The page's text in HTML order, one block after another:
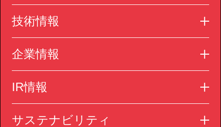
技術情報
企業情報
IR情報
サステナビリティ